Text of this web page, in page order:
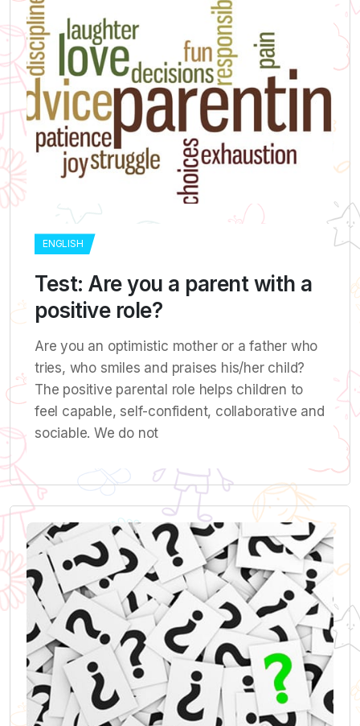
ENGLISH
Test: Are you a parent with a
positive role?
Are you an optimistic mother or a father who
tries, who smiles and praises his/her child?
The positive parental role helps children to
feel capable, self-confident, collaborative and
sociable. We do not